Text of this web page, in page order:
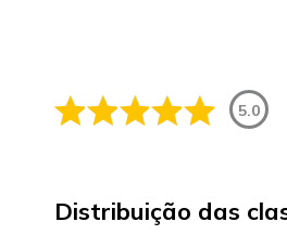
5.0
Distribuição das